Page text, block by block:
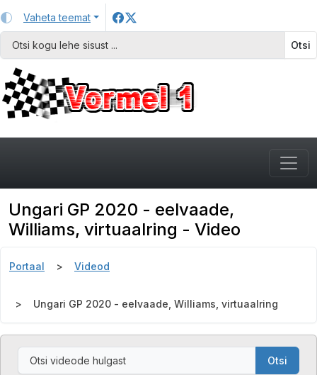
Vaheta teemat
Otsi
Ungari GP 2020 - eelvaade,
Williams, virtuaalring - Video
Portaal Videod
Ungari GP 2020 - eelvaade, Williams, virtuaalring
Otsi